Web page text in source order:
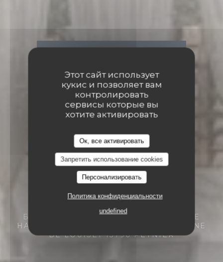
Этот сайт использует
кукис и позволяет вам
контролировать
сервисы которые вы
хотите активировать
Ок, все активировать
Запретить использование cookies
Персонализировать
Политика конфиденциальности
undefined
БИСТРОНОМИЧЕСКИЙ РЕСТОРАН
LE
HAMEAU LES MICHELS - 7 RUE DU CHÊNE
DE LOUISET 13790 PEYNIER